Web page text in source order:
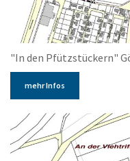
"In den Pfützstückern"
mehr Infos